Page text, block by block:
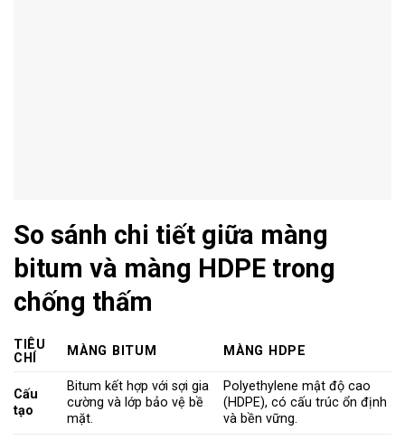
So sánh chi tiết giữa màng
bitum và màng HDPE trong
chống thấm
TIÊU
CHÍ
MÀNG BITUM MÀNG HDPE
Cấu
tạo
Bitum kết hợp với sợi gia
cường và lớp bảo vệ bề
mặt.
Polyethylene mật độ cao
(HDPE), có cấu trúc ổn định
và bền vững.